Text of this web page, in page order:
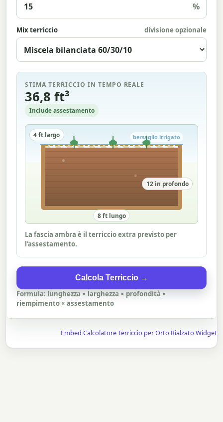
%
Mix terriccio divisione opzionale
STIMA TERRICCIO IN TEMPO REALE
36,8 ft³
Include assestamento
8 ft lungo
4 ft largo
12 in profondo
La fascia ambra è il terriccio extra previsto per
l'assestamento.
Calcola Terriccio →
Formula: lunghezza × larghezza × profondità ×
riempimento × assestamento
Embed Calcolatore Terriccio per Orto Rialzato Widget